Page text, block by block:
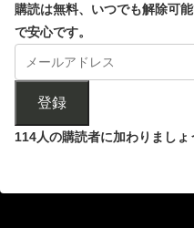
購読は無料、いつでも解除可
で安心です。
登録
114人の購読者に加わりましょ